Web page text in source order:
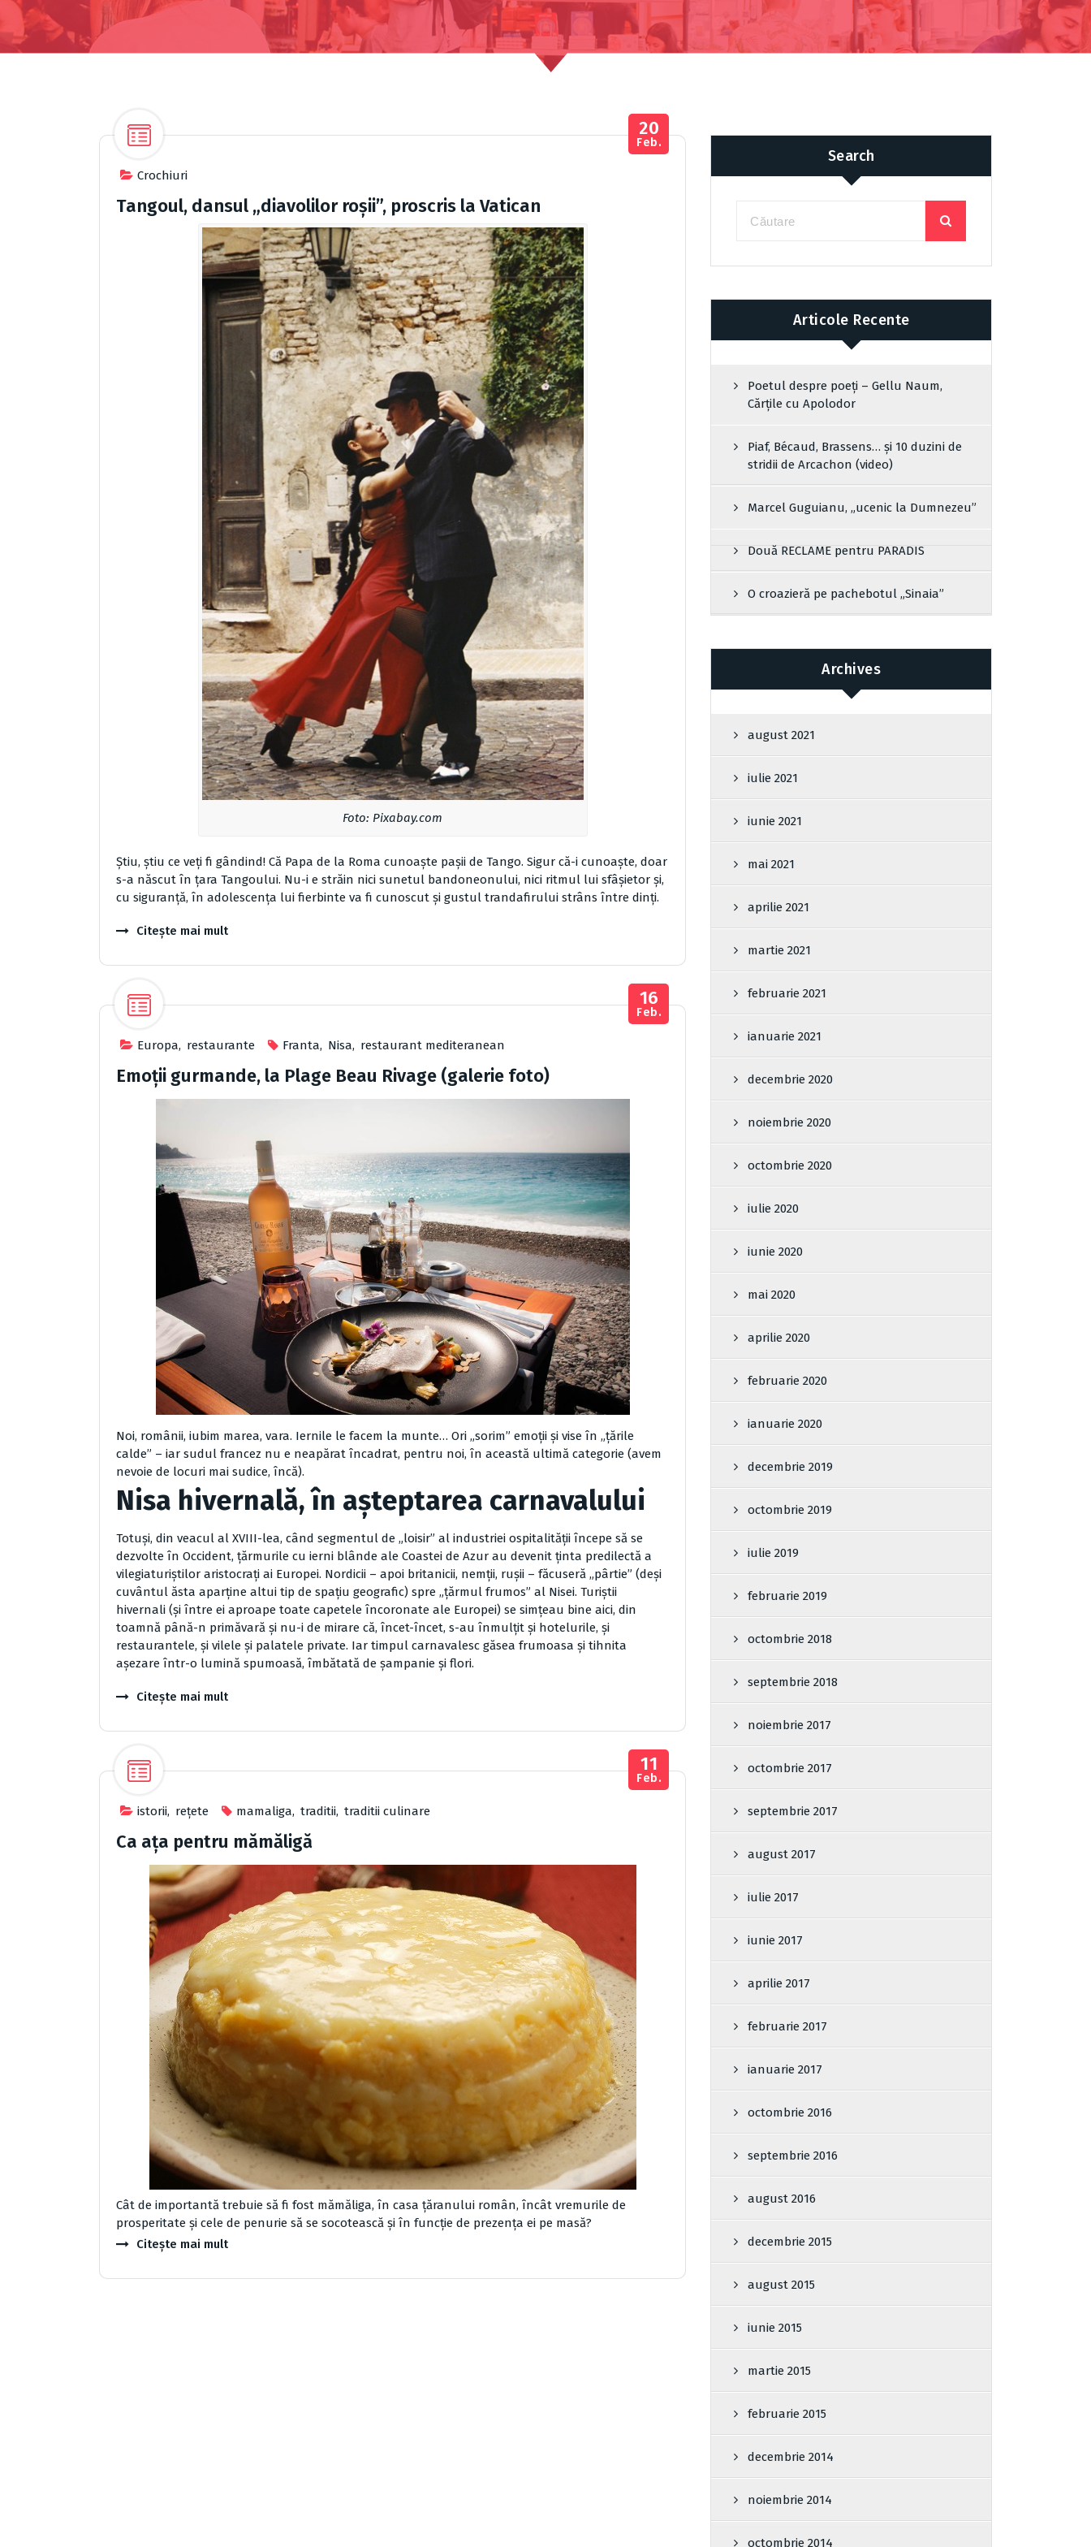
Crochiuri
20
Feb.
Tangoul, dansul „diavolilor roșii”, proscris la Vatican
Foto: Pixabay.com
Știu, știu ce veți fi gândind! Că Papa de la Roma cunoaște pașii de Tango. Sigur că-i cunoaște, doar
s-a născut în țara Tangoului. Nu-i e străin nici sunetul bandoneonului, nici ritmul lui sfâșietor și,
cu siguranță, în adolescența lui fierbinte va fi cunoscut și gustul trandafirului strâns între dinți.
Citește mai mult
Europa, restaurante Franta, Nisa, restaurant mediteranean
16
Feb.
Emoții gurmande, la Plage Beau Rivage (galerie foto)
Noi, românii, iubim marea, vara. Iernile le facem la munte… Ori „sorim” emoții și vise în „țările
calde” – iar sudul francez nu e neapărat încadrat, pentru noi, în această ultimă categorie (avem
nevoie de locuri mai sudice, încă).
Nisa hivernală, în așteptarea carnavalului
Totuși, din veacul al XVIII-lea, când segmentul de „loisir” al industriei ospitalității începe să se
dezvolte în Occident, țărmurile cu ierni blânde ale Coastei de Azur au devenit ținta predilectă a
vilegiaturiștilor aristocrați ai Europei. Nordicii – apoi britanicii, nemții, rușii – făcuseră „pârtie” (deși
cuvântul ăsta aparține altui tip de spațiu geografic) spre „țărmul frumos” al Nisei. Turiștii
hivernali (și între ei aproape toate capetele încoronate ale Europei) se simțeau bine aici, din
toamnă până-n primăvară și nu-i de mirare că, încet-încet, s-au înmulțit și hotelurile, și
restaurantele, și vilele și palatele private. Iar timpul carnavalesc găsea frumoasa și tihnita
așezare într-o lumină spumoasă, îmbătată de șampanie și flori.
Citește mai mult
istorii, reţete mamaliga, traditii, traditii culinare
11
Feb.
Ca ața pentru mămăligă
Cât de importantă trebuie să fi fost mămăliga, în casa ţăranului român, încât vremurile de
prosperitate şi cele de penurie să se socotească şi în funcţie de prezenţa ei pe masă?
Citește mai mult
Search
Articole Recente
Poetul despre poeți – Gellu Naum,
Cărțile cu Apolodor
Piaf, Bécaud, Brassens… și 10 duzini de
stridii de Arcachon (video)
Marcel Guguianu, „ucenic la Dumnezeu”
Două RECLAME pentru PARADIS
O croazieră pe pachebotul „Sinaia”
Archives
august 2021
iulie 2021
iunie 2021
mai 2021
aprilie 2021
martie 2021
februarie 2021
ianuarie 2021
decembrie 2020
noiembrie 2020
octombrie 2020
iulie 2020
iunie 2020
mai 2020
aprilie 2020
februarie 2020
ianuarie 2020
decembrie 2019
octombrie 2019
iulie 2019
februarie 2019
octombrie 2018
septembrie 2018
noiembrie 2017
octombrie 2017
septembrie 2017
august 2017
iulie 2017
iunie 2017
aprilie 2017
februarie 2017
ianuarie 2017
octombrie 2016
septembrie 2016
august 2016
decembrie 2015
august 2015
iunie 2015
martie 2015
februarie 2015
decembrie 2014
noiembrie 2014
octombrie 2014